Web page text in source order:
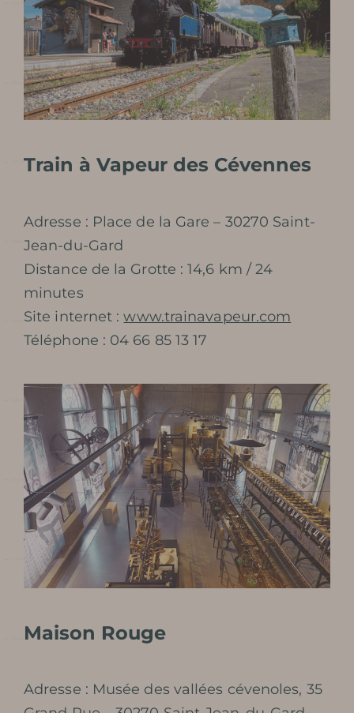
Train à Vapeur des Cévennes
Adresse : Place de la Gare – 30270 Saint-
Jean-du-Gard
Distance de la Grotte : 14,6 km / 24
minutes
Site internet :www.trainavapeur.com
Téléphone : 04 66 85 13 17
Maison Rouge
Adresse : Musée des vallées cévenoles, 35